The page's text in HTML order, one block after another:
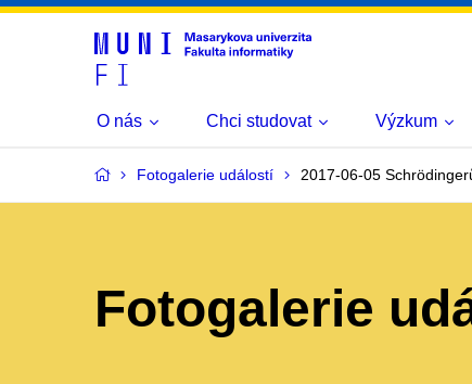
O nás Chci studovat Výzkum
Fotogalerie událostí 2017-06-05
Fotogalerie